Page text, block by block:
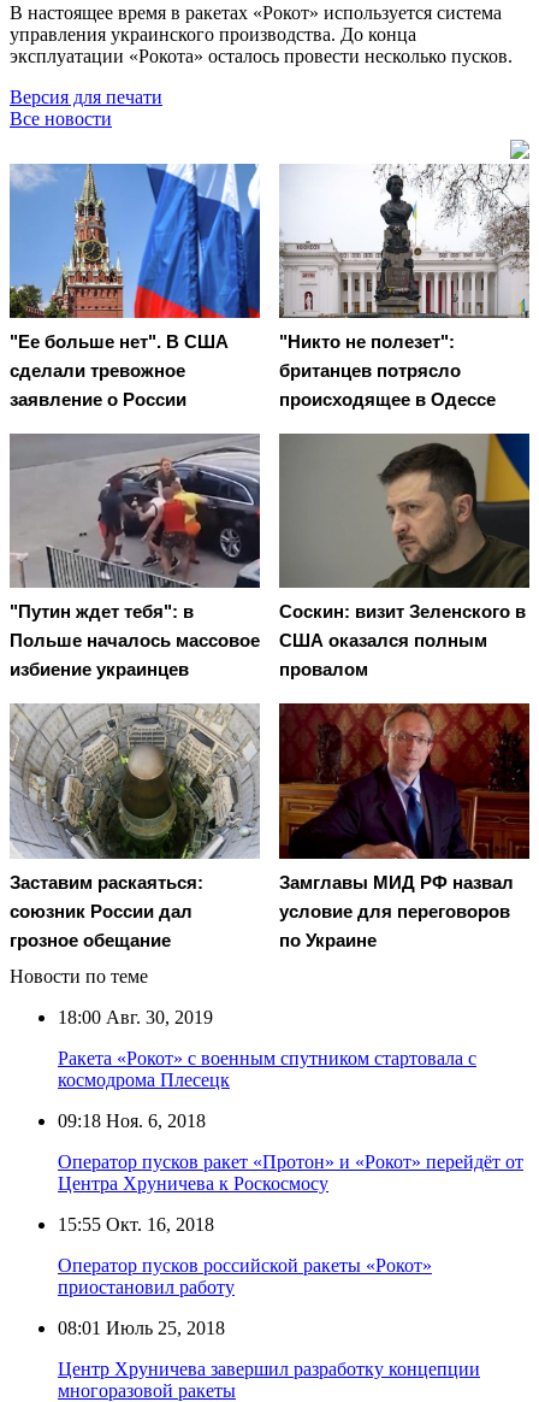
В настоящее время в ракетах «Рокот» используется система
управления украинского производства. До конца
эксплуатации «Рокота» осталось провести несколько пусков.
Версия для печати
Все новости
"Ее больше нет". В США
сделали тревожное
заявление о России
"Никто не полезет":
британцев потрясло
происходящее в Одессе
"Путин ждет тебя": в
Польше началось массовое
избиение украинцев
Соскин: визит Зеленского в
США оказался полным
провалом
Заставим раскаяться:
союзник России дал
грозное обещание
Замглавы МИД РФ назвал
условие для переговоров
по Украине
Новости по теме
18:00 Авг. 30, 2019
Ракета «Рокот» с военным спутником стартовала с
космодрома Плесецк
09:18 Ноя. 6, 2018
Оператор пусков ракет «Протон» и «Рокот» перейдёт от
Центра Хруничева к Роскосмосу
15:55 Окт. 16, 2018
Оператор пусков российской ракеты «Рокот»
приостановил работу
08:01 Июль 25, 2018
Центр Хруничева завершил разработку концепции
многоразовой ракеты